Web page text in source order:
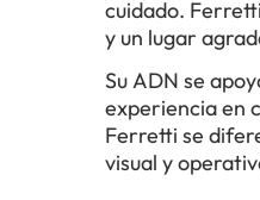
cuidado.
y un lugar
Su ADN se
experiencia en
Ferretti se
visual y